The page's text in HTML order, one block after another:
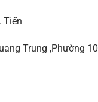
Tiến
Trung ,Phường